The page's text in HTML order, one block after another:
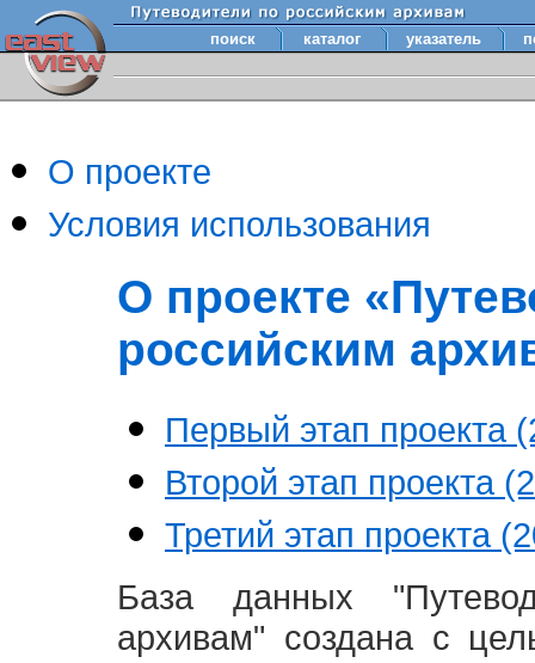
поиск каталог указатель
О проекте
Условия использования
О проекте
российским
Первый этап проекта
Второй этап проекта
Третий этап проекта
База данных
архивам" создана с